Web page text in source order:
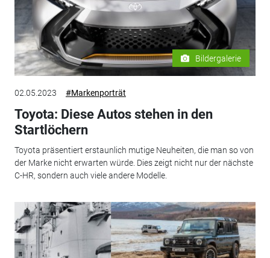
Bildergalerie
02.05.2023 #Markenporträt
Toyota: Diese Autos stehen in den
Startlöchern
Toyota präsentiert erstaunlich mutige Neuheiten, die man so von
der Marke nicht erwarten würde. Dies zeigt nicht nur der nächste
C-HR, sondern auch viele andere Modelle.